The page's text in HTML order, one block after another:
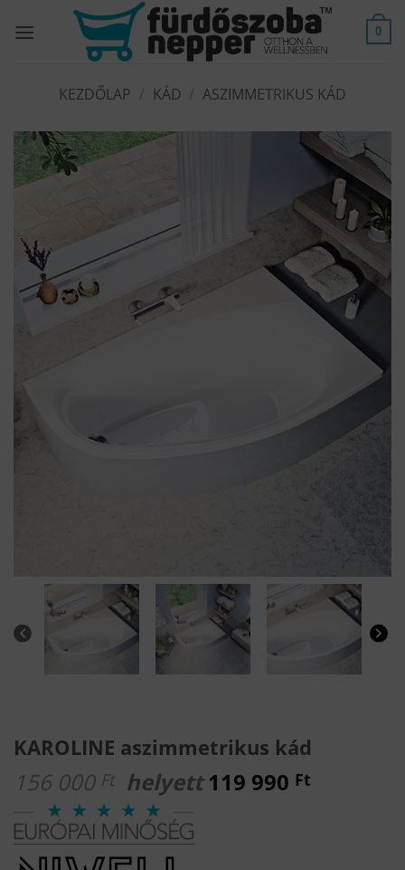
0
KEZDŐLAP KÁD ASZIMMETRIKUS KÁD
KAROLINE aszimmetrikus kád
156 000 Ft helyett119 990 Ft